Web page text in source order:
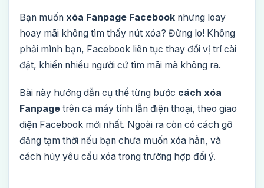
Bạn muốn xóa Fanpage Facebook nhưng loay
hoay mãi không tìm thấy nút xóa? Đừng lo! Không
phải mình bạn, Facebook liên tục thay đổi vị trí cài
đặt, khiến nhiều người cứ tìm mãi mà không ra.
Bài này hướng dẫn cụ thể từng bước cách xóa
Fanpage trên cả máy tính lẫn điện thoại, theo giao
diện Facebook mới nhất. Ngoài ra còn có cách gỡ
đăng tạm thời nếu bạn chưa muốn xóa hẳn, và
cách hủy yêu cầu xóa trong trường hợp đổi ý.